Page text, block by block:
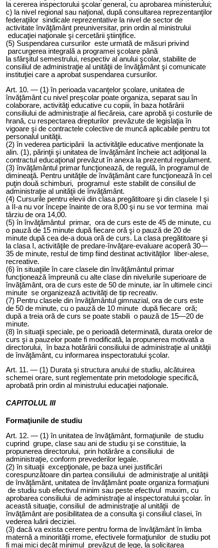
la cererea inspectorului şcolar general, cu aprobarea ministerului;
c) la nivel regional sau naţional, după consultarea reprezentanţilor
federaţiilor sindicale reprezentative la nivel de sector de
activitate învăţământ preuniversitar, prin ordin al ministrului
educaţiei naţionale şi cercetării ştiinţifice.
(5) Suspendarea cursurilor este urmată de măsuri privind
parcurgerea integrală a programei şcolare până
la sfârşitul semestrului, respectiv al anului şcolar, stabilite de
consiliul de administraţie al unităţii de învăţământ şi comunicate
instituţiei care a aprobat suspendarea cursurilor.
Art. 10. — (1) în perioada vacanţelor şcolare, unitatea de
învăţământ cu nivel preşcolar poate organiza, separat sau în
colaborare, activităţi educative cu copiii, în baza hotărârii
consiliului de administraţie al fiecăreia, care aprobă şi costurile de
hrană, cu respectarea drepturilor prevăzute de legislaţia în
vigoare şi de contractele colective de muncă aplicabile pentru tot
personalul unităţii.
(2) în vederea participării la activităţile educative menţionate la
alin. (1), părinţii şi unitatea de învăţământ încheie act adiţional la
contractul educaţional prevăzut în anexa la prezentul regulament.
(3) învăţământul primar funcţionează, de regulă, în programul de
dimineaţă. Pentru unităţile de învăţământ care funcţionează în cel
puţin două schimburi, programul este stabilit de consiliul de
administraţie al unităţii de învăţământ.
(4) Cursurile pentru elevii din clasa pregătitoare şi din clasele I şi
a II-a nu vor începe înainte de ora 8,00 şi nu se vor termina mai
târziu de ora 14,00.
(5)în învăţământul primar, ora de curs este de 45 de minute, cu
o pauză de 15 minute după fiecare oră şi o pauză de 20 de
minute după cea de-a doua oră de curs. La clasa pregătitoare şi
la clasa I, activităţile de predare-învăţare-evaluare acoperă 30—
35 de minute, restul de timp fiind destinat activităţilor liber-alese,
recreative.
(6) în situaţiile în care clasele din învăţământul primar
funcţionează împreună cu alte clase din nivelurile superioare de
învăţământ, ora de curs este de 50 de minute, iar în ultimele cinci
minute se organizează activităţi de tip recreativ.
(7) Pentru clasele din învăţământul gimnazial, ora de curs este
de 50 de minute, cu o pauză de 10 minute după fiecare oră;
după a treia oră de curs se poate stabili o pauză de 15—20 de
minute.
(8) în situaţii speciale, pe o perioadă determinată, durata orelor de
curs şi a pauzelor poate fi modificată, la propunerea motivată a
directorului, în baza hotărârii consiliului de administraţie al unităţii
de învăţământ, cu informarea inspectoratului şcolar.
Art. 11. — (1) Durata şi structura anului de studiu, alcătuirea
schemei orare, sunt reglementate prin metodologie specifică,
aprobată prin ordin al ministrului educaţiei naţionale.
CAPITOLUL III
Formaţiunile de studiu
Art. 12. — (1) în unitatea de învăţământ, formaţiunile de studiu
cuprind grupe, clase sau ani de studiu şi se constituie, la
propunerea directorului, prin hotărâre a consiliului de
administraţie, conform prevederilor legale.
(2) în situaţii excepţionale, pe baza unei justificări
corespunzătoare din partea consiliului de administraţie al unităţii
de învăţământ, unitatea de învăţământ poate organiza formaţiuni
de studiu sub efectivul minim sau peste efectivul maxim, cu
aprobarea consiliului de administraţie al inspectoratului şcolar. în
această situaţie, consiliul de administraţie al unităţii de
învăţământ are posibilitatea de a consulta şi consiliul clasei, în
vederea luării deciziei.
(3) dacă va exista cerere pentru forma de învăţământ în limba
maternă a minorităţii rrome, efectivele formaţiunilor de studiu pot
fi mai mici decât minimul prevăzut de lege, la solicitarea